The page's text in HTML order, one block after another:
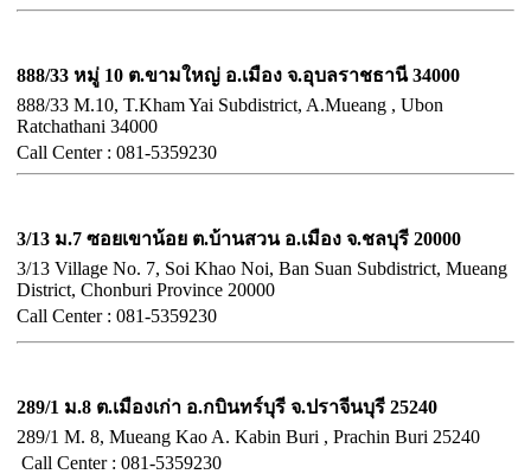
888/33 หมู่ 10 ต.ขามใหญ่ อ.เมือง จ.อุบลราชธานี 34000
888/33 M.10, T.Kham Yai Subdistrict, A.Mueang , Ubon
Ratchathani 34000
Call Center : 081-5359230
3/13 ม.7 ซอยเขาน้อย ต.บ้านสวน อ.เมือง จ.ชลบุรี 20000
3/13 Village No. 7, Soi Khao Noi, Ban Suan Subdistrict, Mueang
District, Chonburi Province 20000
Call Center : 081-5359230
289/1 ม.8 ต.เมืองเก่า อ.กบินทร์บุรี จ.ปราจีนบุรี 25240
289/1 M. 8, Mueang Kao A. Kabin Buri , Prachin Buri 25240
Call Center : 081-5359230